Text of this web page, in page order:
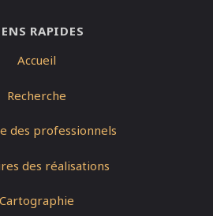
RAPIDES
Accueil
Recherche
des professionnels
des réalisations
Cartographie